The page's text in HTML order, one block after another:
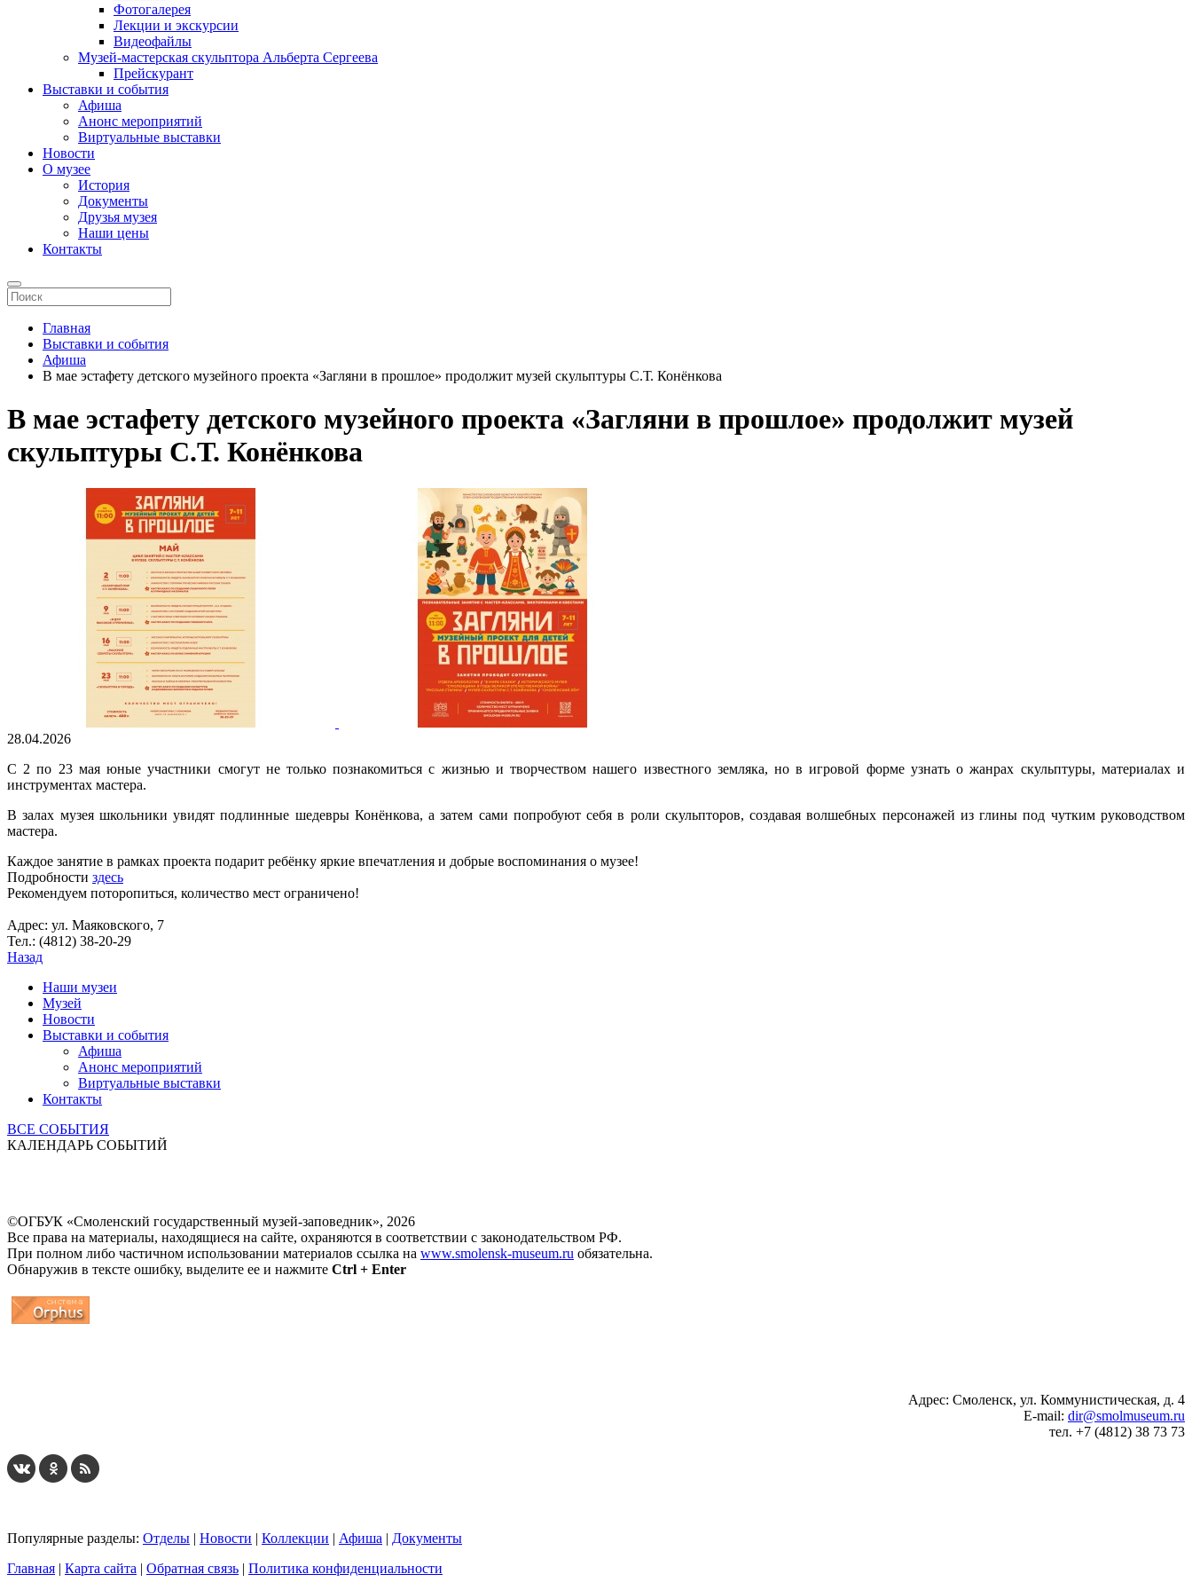
Фотогалерея
Лекции и экскурсии
Видеофайлы
Музей-мастерская скульптора Альберта Сергеева
Прейскурант
Выставки и события
Афиша
Анонс мероприятий
Виртуальные выставки
Новости
О музее
История
Документы
Друзья музея
Наши цены
Контакты
Главная
Выставки и события
Афиша
В мае эстафету детского музейного проекта «Загляни в прошлое» продолжит музей скульптуры С.Т. Конёнкова
В мае эстафету детского музейного проекта «Загляни в прошлое» продолжит музей
скульптуры С.Т. Конёнкова
28.04.2026
С 2 по 23 мая юные участники смогут не только познакомиться с жизнью и творчеством нашего известного земляка, но в игровой форме узнать о жанрах скульптуры, материалах и
инструментах мастера.
В залах музея школьники увидят подлинные шедевры Конёнкова, а затем сами попробуют себя в роли скульпторов, создавая волшебных персонажей из глины под чутким руководством
мастера.
Каждое занятие в рамках проекта подарит ребёнку яркие впечатления и добрые воспоминания о музее!
Подробности здесь
Рекомендуем поторопиться, количество мест ограничено!
Адрес: ул. Маяковского, 7
Тел.: (4812) 38-20-29
Назад
Наши музеи
Музей
Новости
Выставки и события
Афиша
Анонс мероприятий
Виртуальные выставки
Контакты
ВСЕ СОБЫТИЯ
КАЛЕНДАРЬ СОБЫТИЙ
©ОГБУК «Смоленский государственный музей-заповедник», 2026
Все права на материалы, находящиеся на сайте, охраняются в соответствии с законодательством РФ.
При полном либо частичном использовании материалов ссылка на www.smolensk-museum.ru обязательна.
Обнаружив в тексте ошибку, выделите ее и нажмите Ctrl + Enter
Адрес: Смоленск, ул. Коммунистическая, д. 4
E-mail: dir@smolmuseum.ru
тел. +7 (4812) 38 73 73
Популярные разделы: Отделы | Новости | Коллекции | Афиша | Документы
Главная | Карта сайта | Обратная связь | Политика конфиденциальности